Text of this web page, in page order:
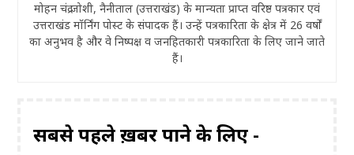
मोहन चंद्र जोशी, नैनीताल (उत्तराखंड) के मान्यता प्राप्त वरिष्ठ पत्रकार एवं
उत्तराखंड मॉर्निंग पोस्ट के संपादक हैं। उन्हें पत्रकारिता के क्षेत्र में 26 वर्षों
का अनुभव है और वे निष्पक्ष व जनहितकारी पत्रकारिता के लिए जाने जाते
हैं।
सबसे पहले ख़बरें पाने के लिए -